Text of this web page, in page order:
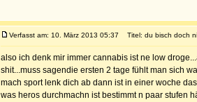
Verfasst am: 10. März 2013 05:37 Titel: du bisch doch
also ich denk mir immer cannabis ist ne low
shit...muss sagendie ersten 2 tage fühlt man sich
mach sport lenk dich ab dann ist in einer woche
was heros durchmachn ist bestimmt n paar stufen